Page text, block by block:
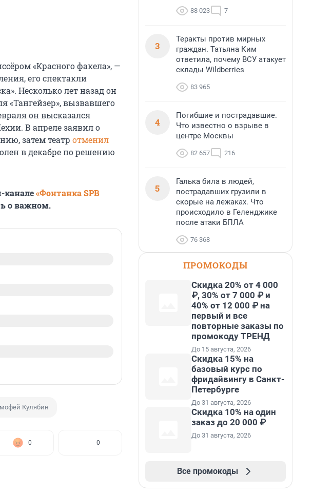
«Красного факела», —
его спектакли
Несколько лет назад он
«Тангейзер», вызвавшего
он высказался
В апреле заявил о
затем театр отменил
в декабре по решению
канале«Фонтанка SPB
о важном.
Кулябин
0 0
88 023 7
3
Теракты против мирных
граждан. Татьяна Ким
ответила, почему ВСУ атакует
склады Wildberries
83 965
4
Погибшие и пострадавшие.
Что известно о взрыве в
центре Москвы
82 657 216
5
Галька била в людей,
пострадавших грузили в
скорые на лежаках. Что
происходило в Геленджике
после атаки БПЛА
76 368
ПРОМОКОДЫ
Скидка 20% от 4 000
₽, 30% от 7 000 ₽ и
40% от 12 000 ₽ на
первый и все
повторные заказы по
промокоду ТРЕНД
До 15 августа, 2026
Скидка 15% на
базовый курс по
фридайвингу в Санкт-
Петербурге
До 31 августа, 2026
Скидка 10% на один
заказ до 20 000 ₽
До 31 августа, 2026
Все промокоды